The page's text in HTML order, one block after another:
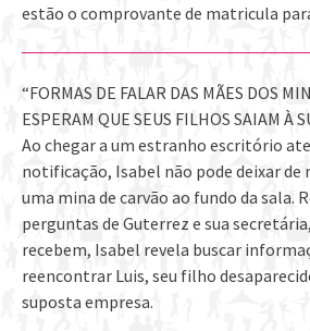
estão o comprovante de matricula
“FORMAS DE FALAR DAS MÃES DOS
ESPERAM QUE SEUS FILHOS SAIAM À
Ao chegar a um estranho escritório
notificação, Isabel não pode deixar de
uma mina de carvão ao fundo da sala.
perguntas de Guterrez e sua
recebem, Isabel revela buscar
reencontrar Luis, seu filho
suposta empresa.